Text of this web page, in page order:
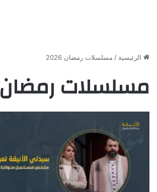
الرئيسية / مسلسلات رمضان 2026
مسلسلات رمضان 2026